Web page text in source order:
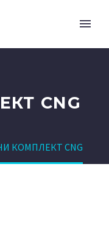
CNG
КОМПЛЕКТ CNG